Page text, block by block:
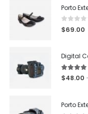
Porto
0 out
$69.00
Digital
4.00
$48.00
Porto